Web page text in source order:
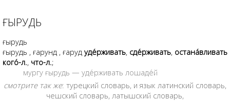
ҒЫРУДЬ
ғырудь
ғырудь , ғарунд , ғаруд уде́рживать, сде́рживать, остана́вливать
кого́-л., что-л.;
мургу ғырудь — уде́рживать лошаде́й
смотрите так же: турецкий словарь, и язык латинский словарь,
чешский словарь, латышский словарь,